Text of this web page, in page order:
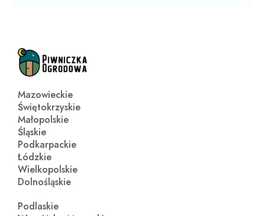
Mazowieckie
Świętokrzyskie
Małopolskie
Śląskie
Podkarpackie
Łódzkie
Wielkopolskie
Dolnośląskie
Podlaskie